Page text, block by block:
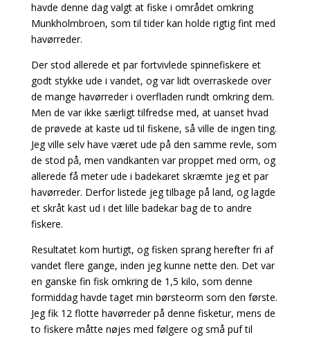
havde denne dag valgt at fiske i området omkring
Munkholmbroen, som til tider kan holde rigtig fint med
havørreder.
Der stod allerede et par fortvivlede spinnefiskere et
godt stykke ude i vandet, og var lidt overraskede over
de mange havørreder i overfladen rundt omkring dem.
Men de var ikke særligt tilfredse med, at uanset hvad
de prøvede at kaste ud til fiskene, så ville de ingen ting.
Jeg ville selv have været ude på den samme revle, som
de stod på, men vandkanten var proppet med orm, og
allerede få meter ude i badekaret skræmte jeg et par
havørreder. Derfor listede jeg tilbage på land, og lagde
et skråt kast ud i det lille badekar bag de to andre
fiskere.
Resultatet kom hurtigt, og fisken sprang herefter fri af
vandet flere gange, inden jeg kunne nette den. Det var
en ganske fin fisk omkring de 1,5 kilo, som denne
formiddag havde taget min børsteorm som den første.
Jeg fik 12 flotte havørreder på denne fisketur, mens de
to fiskere måtte nøjes med følgere og små puf til